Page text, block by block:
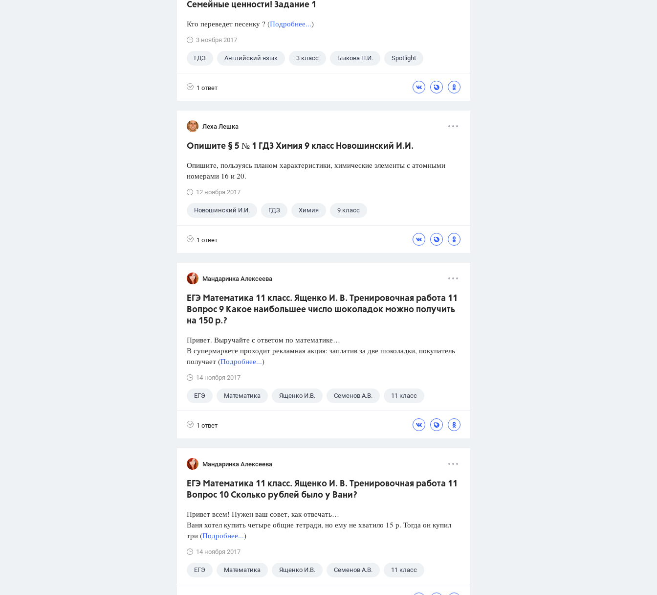
Семейные ценности! Задание 1
Кто переведет песенку ? (Подробнее...)
3 ноября 2017
ГДЗ Английский язык 3 класс Быкова Н.И. Spotlight
1 ответ
Леха Лешка
Опишите § 5 № 1 ГДЗ Химия 9 класс Новошинский И.И.
Опишите, пользуясь планом характеристики, химические элементы с атомными
номерами 16 и 20.
12 ноября 2017
Новошинский И.И. ГДЗ Химия 9 класс
1 ответ
Мандаринка Алексеева
ЕГЭ Математика 11 класс. Ященко И. В. Тренировочная работа 11
Вопрос 9 Какое наибольшее число шоколадок можно получить
на 150 р.?
Привет. Выручайте с ответом по математике…
В супермаркете проходит рекламная акция: заплатив за две шоколадки, покупатель
получает (Подробнее...)
14 ноября 2017
ЕГЭ Математика Ященко И.В. Семенов А.В. 11 класс
1 ответ
Мандаринка Алексеева
ЕГЭ Математика 11 класс. Ященко И. В. Тренировочная работа 11
Вопрос 10 Сколько рублей было у Вани?
Привет всем! Нужен ваш совет, как отвечать…
Ваня хотел купить четыре общие тетради, но ему не хватило 15 р. Тогда он купил
три (Подробнее...)
14 ноября 2017
ЕГЭ Математика Ященко И.В. Семенов А.В. 11 класс